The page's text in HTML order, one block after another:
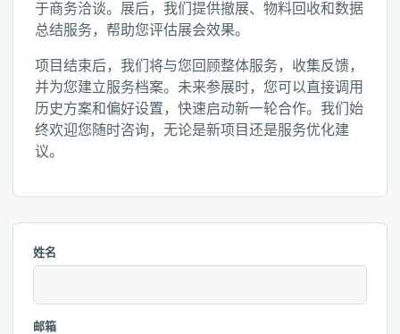
于商务洽谈。展后，我们提供撤展、物料回收和数据
总结服务，帮助您评估展会效果。
项目结束后，我们将与您回顾整体服务，收集反馈，
并为您建立服务档案。未来参展时，您可以直接调用
历史方案和偏好设置，快速启动新一轮合作。我们始
终欢迎您随时咨询，无论是新项目还是服务优化建
议。
姓名
邮箱